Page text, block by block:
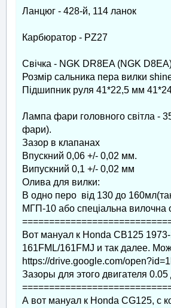
Ланцюг - 428-й, 114 ланок
Карбюратор - PZ27
Свічка - NGK DR8EA (NGK
Розмір сальника пера вилки
Підшипник руля 41*22,5 мм
Лампа фари головного світла -
фари).
Зазор в клапанах
Впускний 0,06 +/- 0,02 мм.
Випускний 0,1 +/- 0,02 мм
Олива для вилки:
В одно перо від 130 до
МГП-10 або спеціальна вилочна
Вот мануал к Honda CB125
161FML/161FMJ и так далее.
https://drive.google.com/
Зазоры для этого двигателя
А вот мануал к Honda CG125, с